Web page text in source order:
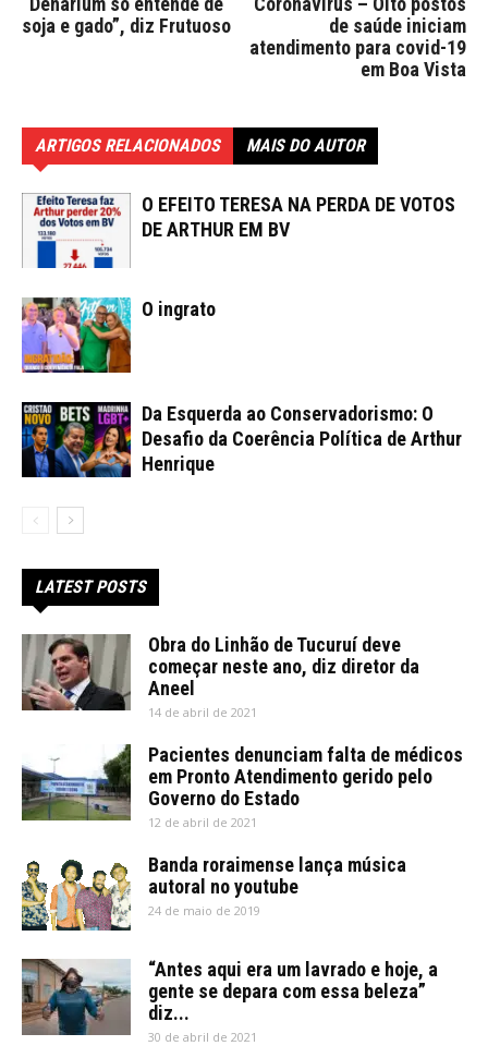
soja e gado”, diz Frutuoso
de saúde iniciam
atendimento para covid-19
em Boa Vista
ARTIGOS RELACIONADOS MAIS DO AUTOR
O EFEITO TERESA NA PERDA DE VOTOS
DE ARTHUR EM BV
O ingrato
Da Esquerda ao Conservadorismo: O
Desafio da Coerência Política de Arthur
Henrique
LATEST POSTS
Obra do Linhão de Tucuruí deve
começar neste ano, diz diretor da
Aneel
14 de abril de 2021
Pacientes denunciam falta de médicos
em Pronto Atendimento gerido pelo
Governo do Estado
12 de abril de 2021
Banda roraimense lança música
autoral no youtube
24 de maio de 2019
“Antes aqui era um lavrado e hoje, a
gente se depara com essa beleza”
diz...
30 de abril de 2021